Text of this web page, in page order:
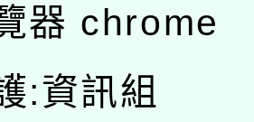
器 chrome
:資訊組